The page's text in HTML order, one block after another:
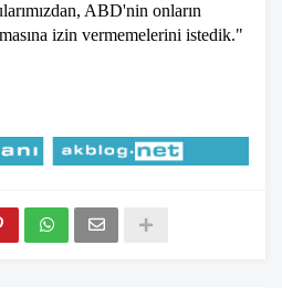
ABD'nin onların
izin vermemelerini istedik."